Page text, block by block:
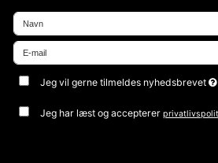
Jeg vil gerne tilmeldes nyhedsbrevet
Jeg har læst og accepterer